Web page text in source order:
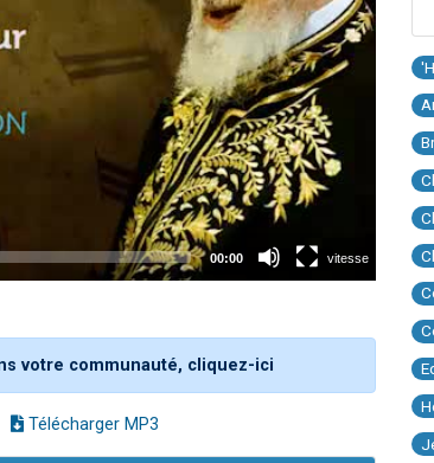
votre communauté, cliquez-ici
Télécharger MP3